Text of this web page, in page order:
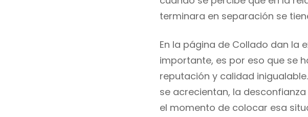
terminara en separación se
En la página de Collado dan la
importante, es por eso que se
reputación y calidad
se acrecientan, la
el momento de colocar esa